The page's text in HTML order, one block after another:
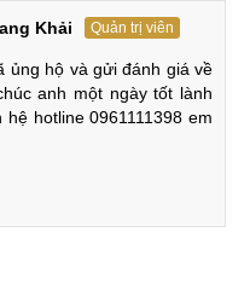
Khải Quản trị viên
ủng hộ và gửi đánh giá về
anh một ngày tốt lành
hotline 0961111398 em